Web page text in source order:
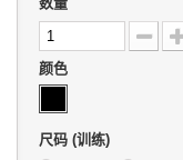
颜色
尺码 (训练)